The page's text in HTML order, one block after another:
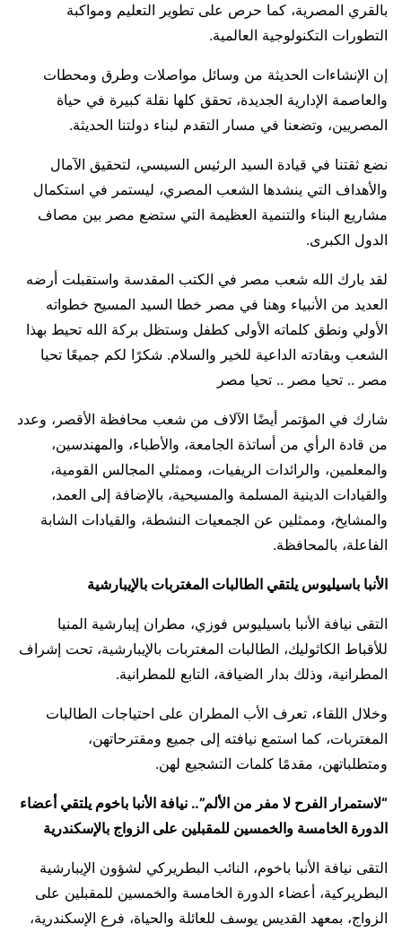
بالقري المصرية، كما حرص على تطوير التعليم ومواكبة
التطورات التكنولوجية العالمية.
إن الإنشاءات الحديثة من وسائل مواصلات وطرق ومحطات
والعاصمة الإدارية الجديدة، تحقق كلها نقلة كبيرة في حياة
المصريين، وتضعنا في مسار التقدم لبناء دولتنا الحديثة.
نضع ثقتنا في قيادة السيد الرئيس السيسي، لتحقيق الآمال
والأهداف التي ينشدها الشعب المصري، ليستمر في استكمال
مشاريع البناء والتنمية العظيمة التي ستضع مصر بين مصاف
الدول الكبرى.
لقد بارك الله شعب مصر في الكتب المقدسة واستقبلت أرضه
العديد من الأنبياء وهنا في مصر خطا السيد المسيح خطواته
الأولي ونطق كلماته الأولى كطفل وستظل بركة الله تحيط بهذا
الشعب وبقادته الداعية للخير والسلام. شكرًا لكم جميعًا تحيا
مصر .. تحيا مصر .. تحيا مصر
شارك في المؤتمر أيضًا الآلاف من شعب محافظة الأقصر، وعدد
من قادة الرأي من أساتذة الجامعة، والأطباء، والمهندسين،
والمعلمين، والرائدات الريفيات، وممثلي المجالس القومية،
والقيادات الدينية المسلمة والمسيحية، بالإضافة إلى العمد،
والمشايخ، وممثلين عن الجمعيات النشطة، والقيادات الشابة
الفاعلة، بالمحافظة.
الأنبا باسيليوس يلتقي الطالبات المغتربات بالإيبارشية
التقى نيافة الأنبا باسيليوس فوزي، مطران إيبارشية المنيا
للأقباط الكاثوليك، الطالبات المغتربات بالإيبارشية، تحت إشراف
المطرانية، وذلك بدار الضيافة، التابع للمطرانية.
وخلال اللقاء، تعرف الأب المطران على احتياجات الطالبات
المغتربات، كما استمع نيافته إلى جميع ومقترحاتهن،
ومتطلباتهن، مقدمًا كلمات التشجيع لهن.
“لاستمرار الفرح لا مفر من الألم”.. نيافة الأنبا باخوم يلتقي أعضاء
الدورة الخامسة والخمسين للمقبلين على الزواج بالإسكندرية
التقى نيافة الأنبا باخوم، النائب البطريركي لشؤون الإيبارشية
البطريركية، أعضاء الدورة الخامسة والخمسين للمقبلين على
الزواج، بمعهد القديس يوسف للعائلة والحياة، فرع الإسكندرية،